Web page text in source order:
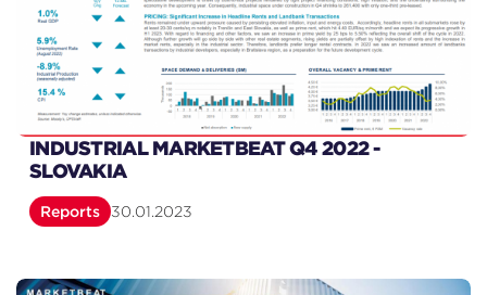
Reports 30.01.2023
INDUSTRIAL MARKETBEAT Q4 2022 -
SLOVAKIA